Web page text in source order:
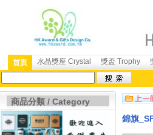
首頁 水晶獎座 Crystal 獎盃 Trophy
商品分類 / Category
錦旗